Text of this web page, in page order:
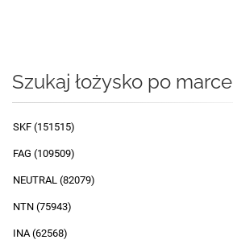
Szukaj łożysko po marce
SKF (151515)
FAG (109509)
NEUTRAL (82079)
NTN (75943)
INA (62568)